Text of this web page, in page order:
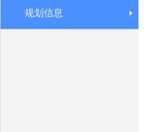
规划信息